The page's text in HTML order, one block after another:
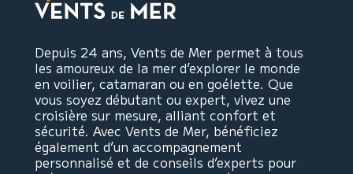
Depuis 24 ans, Vents de Mer permet à tous
les amoureux de la mer d’explorer le monde
en voilier, catamaran ou en goélette. Que
vous soyez débutant ou expert, vivez une
croisière sur mesure, alliant confort et
sécurité. Avec Vents de Mer, bénéficiez
également d’un accompagnement
personnalisé et de conseils d’experts pour